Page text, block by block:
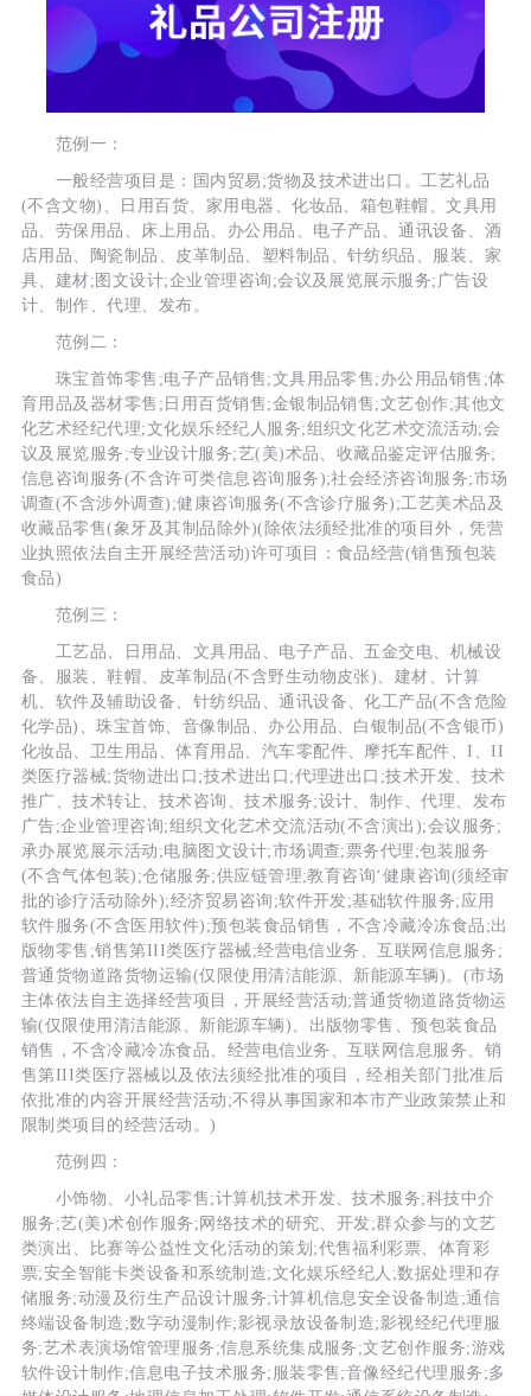
范例一：
一般经营项目是：国内贸易;货物及技术进出口。工艺礼品
(不含文物)、日用百货、家用电器、化妆品、箱包鞋帽、文具用
品、劳保用品、床上用品、办公用品、电子产品、通讯设备、酒
店用品、陶瓷制品、皮革制品、塑料制品、针纺织品、服装、家
具、建材;图文设计;企业管理咨询;会议及展览展示服务;广告设
计、制作、代理、发布。
范例二：
珠宝首饰零售;电子产品销售;文具用品零售;办公用品销售;体
育用品及器材零售;日用百货销售;金银制品销售;文艺创作;其他文
化艺术经纪代理;文化娱乐经纪人服务;组织文化艺术交流活动;会
议及展览服务;专业设计服务;艺(美)术品、收藏品鉴定评估服务;
信息咨询服务(不含许可类信息咨询服务);社会经济咨询服务;市场
调查(不含涉外调查);健康咨询服务(不含诊疗服务);工艺美术品及
收藏品零售(象牙及其制品除外)(除依法须经批准的项目外，凭营
业执照依法自主开展经营活动)许可项目：食品经营(销售预包装
食品)
范例三：
工艺品、日用品、文具用品、电子产品、五金交电、机械设
备、服装、鞋帽、皮革制品(不含野生动物皮张)、建材、计算
机、软件及辅助设备、针纺织品、通讯设备、化工产品(不含危险
化学品)、珠宝首饰、音像制品、办公用品、白银制品(不含银币)
化妆品、卫生用品、体育用品、汽车零配件、摩托车配件、I、II
类医疗器械;货物进出口;技术进出口;代理进出口;技术开发、技术
推广、技术转让、技术咨询、技术服务;设计、制作、代理、发布
广告;企业管理咨询;组织文化艺术交流活动(不含演出);会议服务;
承办展览展示活动;电脑图文设计;市场调查;票务代理;包装服务
(不含气体包装);仓储服务;供应链管理;教育咨询‘健康咨询(须经审
批的诊疗活动除外);经济贸易咨询;软件开发;基础软件服务;应用
软件服务(不含医用软件);预包装食品销售，不含冷藏冷冻食品;出
版物零售;销售第III类医疗器械;经营电信业务、互联网信息服务;
普通货物道路货物运输(仅限使用清洁能源、新能源车辆)。(市场
主体依法自主选择经营项目，开展经营活动;普通货物道路货物运
输(仅限使用清洁能源、新能源车辆)、出版物零售、预包装食品
销售，不含冷藏冷冻食品、经营电信业务、互联网信息服务、销
售第III类医疗器械以及依法须经批准的项目，经相关部门批准后
依批准的内容开展经营活动;不得从事国家和本市产业政策禁止和
限制类项目的经营活动。)
范例四：
小饰物、小礼品零售;计算机技术开发、技术服务;科技中介
服务;艺(美)术创作服务;网络技术的研究、开发;群众参与的文艺
类演出、比赛等公益性文化活动的策划;代售福利彩票、体育彩
票;安全智能卡类设备和系统制造;文化娱乐经纪人;数据处理和存
储服务;动漫及衍生产品设计服务;计算机信息安全设备制造;通信
终端设备制造;数字动漫制作;影视录放设备制造;影视经纪代理服
务;艺术表演场馆管理服务;信息系统集成服务;文艺创作服务;游戏
软件设计制作;信息电子技术服务;服装零售;音像经纪代理服务;多